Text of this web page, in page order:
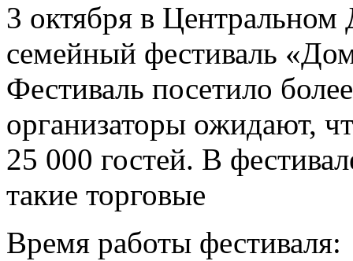
3 октября в
семейный фестиваль
Фестиваль посетило
организаторы ожидают,
25 000 гостей. В
такие торговые
Время работы фестиваля: